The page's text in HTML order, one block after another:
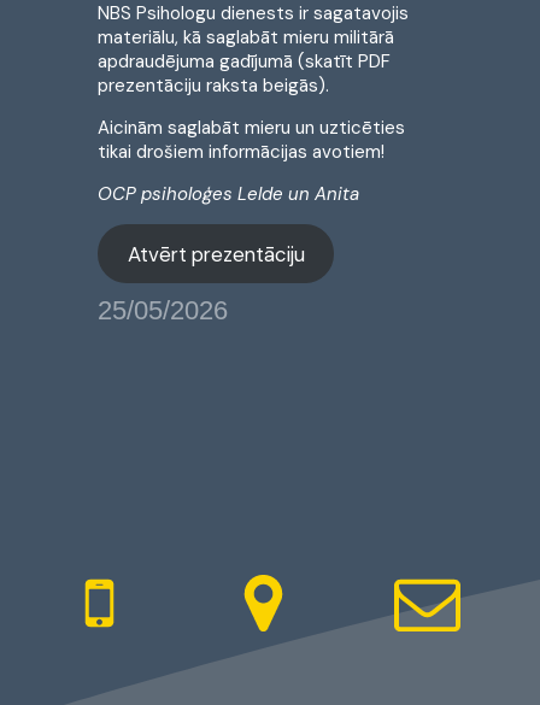
NBS Psihologu dienests ir sagatavojis
materiālu, kā saglabāt mieru militārā
apdraudējuma gadījumā (skatīt PDF
prezentāciju raksta beigās).
Aicinām saglabāt mieru un uzticēties
tikai drošiem informācijas avotiem!
OCP psiholoģes Lelde un Anita
Atvērt prezentāciju
25/05/2026